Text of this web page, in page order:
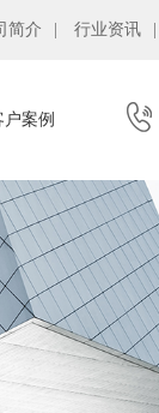
简介 行业资讯
户案例